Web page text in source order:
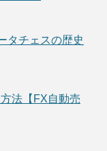
タチェスの歴史
法【FX自動売